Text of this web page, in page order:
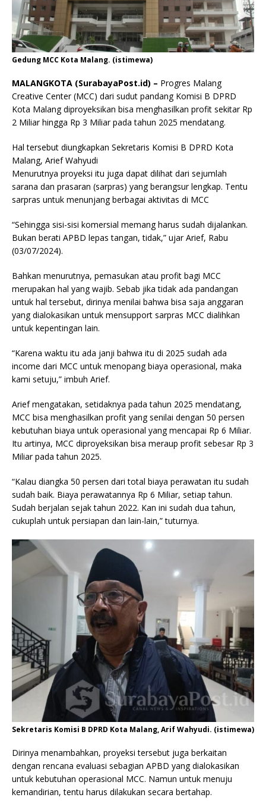
Gedung MCC Kota Malang. (istimewa)
MALANGKOTA (SurabayaPost.id) – Progres Malang
Creative Center (MCC) dari sudut pandang Komisi B DPRD
Kota Malang diproyeksikan bisa menghasilkan profit sekitar Rp
2 Miliar hingga Rp 3 Miliar pada tahun 2025 mendatang.
Hal tersebut diungkapkan Sekretaris Komisi B DPRD Kota
Malang, Arief Wahyudi
Menurutnya proyeksi itu juga dapat dilihat dari sejumlah
sarana dan prasaran (sarpras) yang berangsur lengkap. Tentu
sarpras untuk menunjang berbagai aktivitas di MCC
“Sehingga sisi-sisi komersial memang harus sudah dijalankan.
Bukan berati APBD lepas tangan, tidak,” ujar Arief, Rabu
(03/07/2024).
Bahkan menurutnya, pemasukan atau profit bagi MCC
merupakan hal yang wajib. Sebab jika tidak ada pandangan
untuk hal tersebut, dirinya menilai bahwa bisa saja anggaran
yang dialokasikan untuk mensupport sarpras MCC dialihkan
untuk kepentingan lain.
“Karena waktu itu ada janji bahwa itu di 2025 sudah ada
income dari MCC untuk menopang biaya operasional, maka
kami setuju,” imbuh Arief.
Arief mengatakan, setidaknya pada tahun 2025 mendatang,
MCC bisa menghasilkan profit yang senilai dengan 50 persen
kebutuhan biaya untuk operasional yang mencapai Rp 6 Miliar.
Itu artinya, MCC diproyeksikan bisa meraup profit sebesar Rp 3
Miliar pada tahun 2025.
“Kalau diangka 50 persen dari total biaya perawatan itu sudah
sudah baik. Biaya perawatannya Rp 6 Miliar, setiap tahun.
Sudah berjalan sejak tahun 2022. Kan ini sudah dua tahun,
cukuplah untuk persiapan dan lain-lain,” tuturnya.
Sekretaris Komisi B DPRD Kota Malang, Arif Wahyudi. (istimewa)
Dirinya menambahkan, proyeksi tersebut juga berkaitan
dengan rencana evaluasi sebagian APBD yang dialokasikan
untuk kebutuhan operasional MCC. Namun untuk menuju
kemandirian, tentu harus dilakukan secara bertahap.